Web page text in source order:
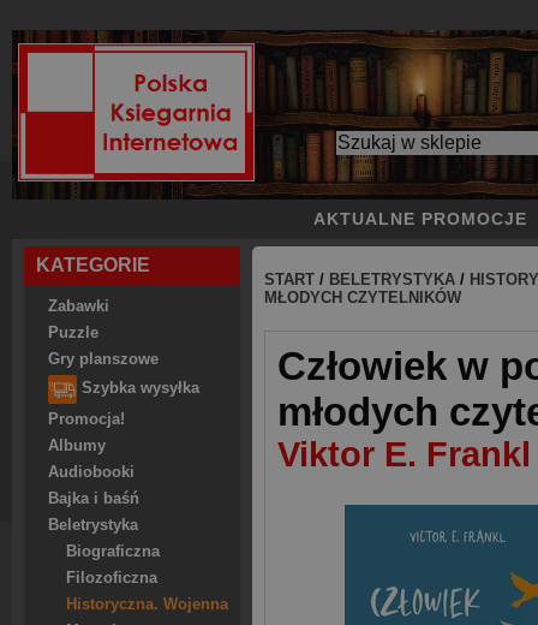
AKTUALNE PROMOCJE
KATEGORIE
Zabawki
Puzzle
Gry planszowe
Szybka wysyłka
Promocja!
Albumy
Audiobooki
Bajka i baśń
Beletrystyka
Biograficzna
Filozoficzna
Historyczna. Wojenna
START / BELETRYSTYKA /
MŁODYCH CZYTELNIKÓW
Człowiek w
młodych
Viktor E. Frankl